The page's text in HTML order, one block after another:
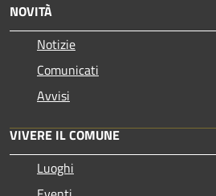
NOVITÀ
Notizie
Comunicati
Avvisi
VIVERE IL COMUNE
Luoghi